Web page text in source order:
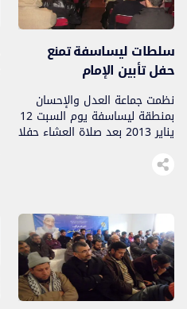
سلطات ليساسفة تمنع
حفل تأبين الإمام
نظمت جماعة العدل والإحسان
بمنطقة ليساسفة يوم السبت 12
يناير 2013 بعد صلاة العشاء حفلا
السلام ياسين رحمه الله تعالى..